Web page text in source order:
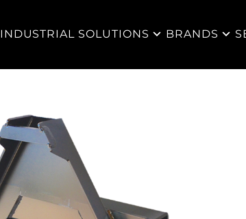
INDUSTRIAL SOLUTIONS BRANDS